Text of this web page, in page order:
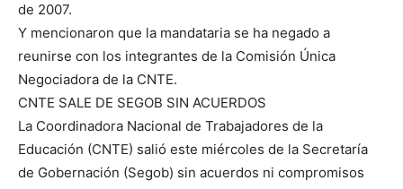
de 2007.
Y mencionaron que la mandataria se ha negado a
reunirse con los integrantes de la Comisión Única
Negociadora de la CNTE.
CNTE SALE DE SEGOB SIN ACUERDOS
La Coordinadora Nacional de Trabajadores de la
Educación (CNTE) salió este miércoles de la Secretaría
de Gobernación (Segob) sin acuerdos ni compromisos